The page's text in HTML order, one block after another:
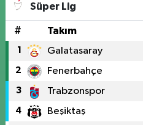
Süper Lig
# Takım
1 Galatasaray
2 Fenerbahçe
3 Trabzonspor
4 Beşiktaş